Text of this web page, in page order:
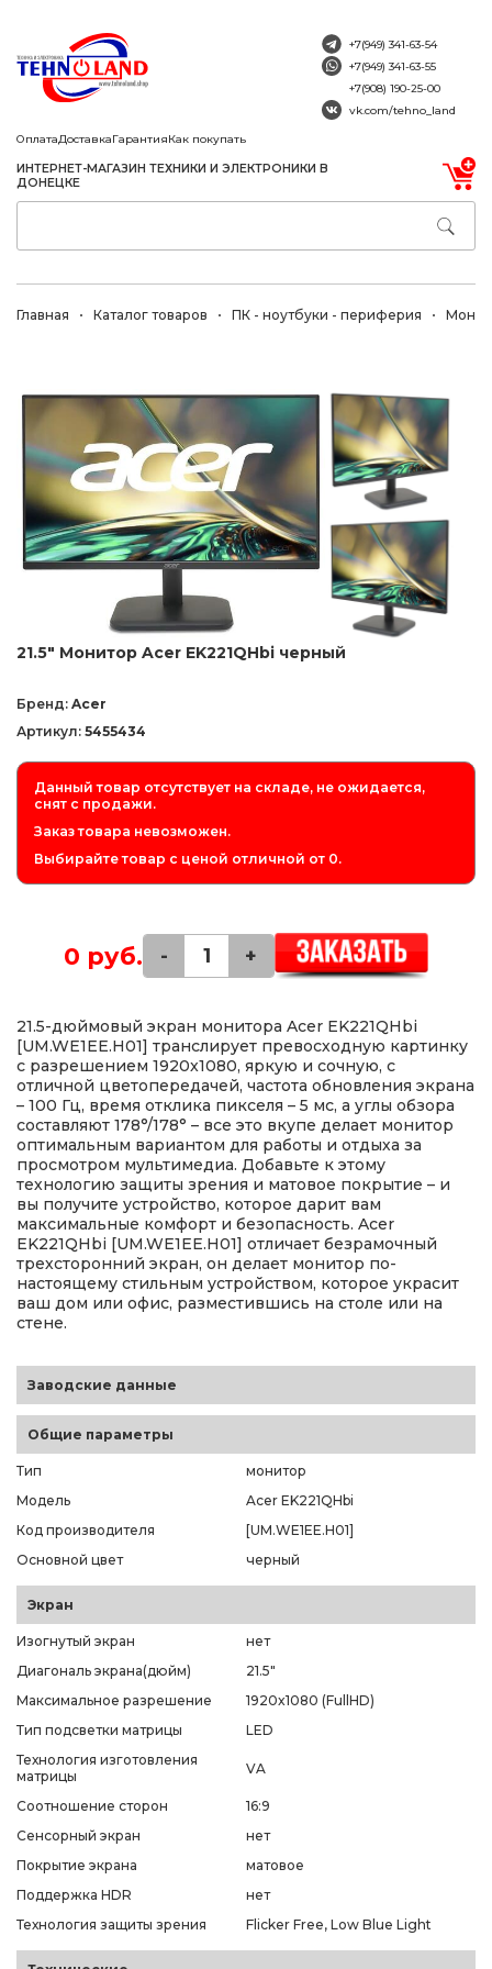
ОплатаДоставкаГарантияКак покупать
ИНТЕРНЕТ-МАГАЗИН ТЕХНИКИ И ЭЛЕКТРОНИКИ В
ДОНЕЦКЕ
+7(949) 341-63-54
+7(949) 341-63-55
+7(908) 190-25-00
vk.com/tehno_land
Главная Каталог товаров ПК - ноутбуки - периферия
21.5" Монитор Acer EK221QHbi черный
Бренд: Acer
Артикул: 5455434
Данный товар отсутствует на складе, не ожидается,
снят с продажи.
Заказ товара невозможен.
Выбирайте товар с ценой отличной от 0.
0 руб. - +
21.5-дюймовый экран монитора Acer EK221QHbi
[UM.WE1EE.H01] транслирует превосходную картинку
с разрешением 1920x1080, яркую и сочную, с
отличной цветопередачей, частота обновления экрана
– 100 Гц, время отклика пикселя – 5 мс, а углы обзора
составляют 178°/178° – все это вкупе делает монитор
оптимальным вариантом для работы и отдыха за
просмотром мультимедиа. Добавьте к этому
технологию защиты зрения и матовое покрытие – и
вы получите устройство, которое дарит вам
максимальные комфорт и безопасность. Acer
EK221QHbi [UM.WE1EE.H01] отличает безрамочный
трехсторонний экран, он делает монитор по-
настоящему стильным устройством, которое украсит
ваш дом или офис, разместившись на столе или на
стене.
Заводские данные
Общие параметры
Тип
монитор
Модель
Acer EK221QHbi
Код производителя
[UM.WE1EE.H01]
Основной цвет
черный
Экран
Изогнутый экран
нет
Диагональ экрана(дюйм)
21.5"
Максимальное разрешение
1920x1080 (FullHD)
Тип подсветки матрицы
LED
Технология изготовления
матрицы
VA
Соотношение сторон
16:9
Сенсорный экран
нет
Покрытие экрана
матовое
Поддержка HDR
нет
Технология защиты зрения
Flicker Free, Low Blue Light